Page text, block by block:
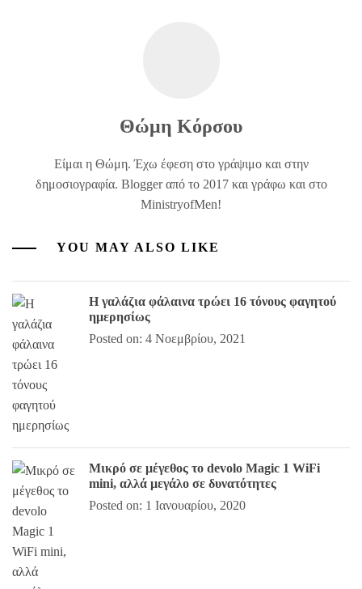
Θώμη Κόρσου
Είμαι η Θώμη. Έχω έφεση στο γράψιμο και στην
δημοσιογραφία. Blogger από το 2017 και γράφω και στο
MinistryofMen!
YOU MAY ALSO LIKE
Η γαλάζια φάλαινα τρώει 16 τόνους φαγητού
ημερησίως
Posted on: 4 Νοεμβρίου, 2021
Μικρό σε μέγεθος το devolo Magic 1 WiFi
mini, αλλά μεγάλο σε δυνατότητες
Posted on: 1 Ιανουαρίου, 2020